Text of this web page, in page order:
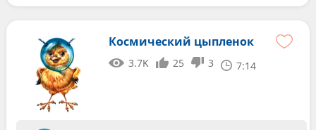
Космический цыпленок
3.7K 25 3 7:14